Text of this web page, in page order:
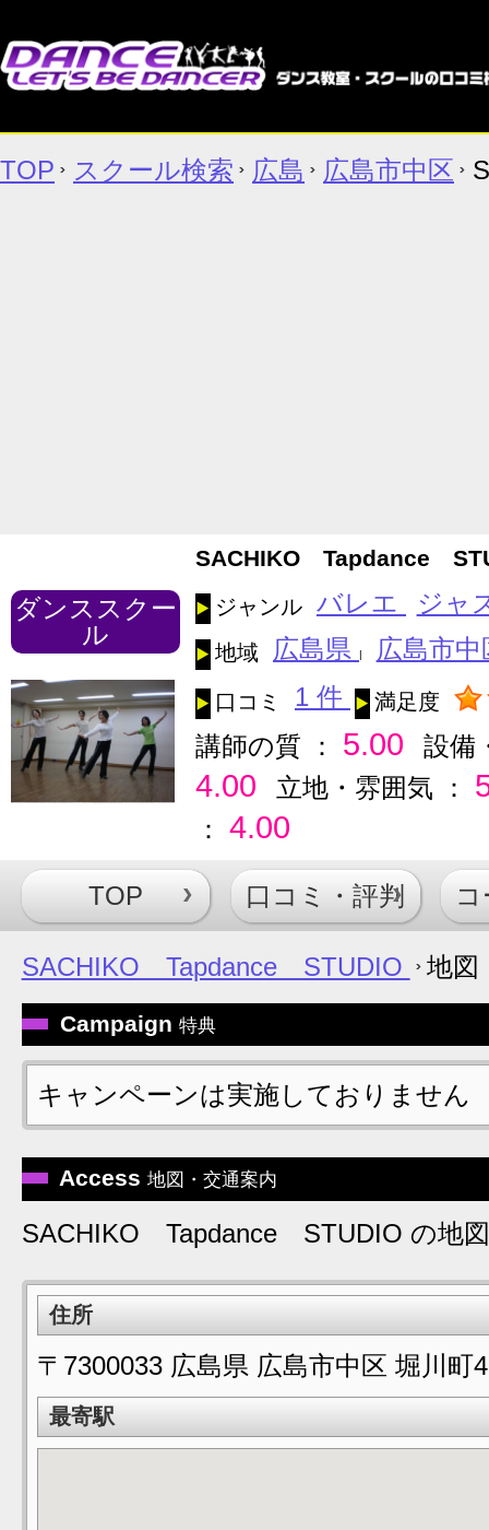
TOP スクール検索 広島 広島市中区
ダンススクー
ル
SACHIKO Tapdance
ジャンル バレエ ジャ
地域 広島県 | 広島市中
口コミ 1 件 満足度
講師の質 ： 5.00 設備
4.00 立地・雰囲気 ：
：4.00
TOP 口コミ・評判
SACHIKO Tapdance STUDIO 地図
Campaign 特典
キャンペーンは実施しておりません
Access 地図・交通案内
SACHIKO Tapdance STUDIO の地
住所
〒7300033 広島県 広島市中区 堀川町
最寄駅